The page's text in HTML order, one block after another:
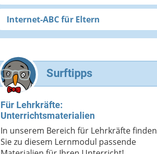
Deine Nachricht
Internet-ABC für Eltern
Surftipps
Für Lehrkräfte:
Unterrichtsmaterialien
In unserem Bereich für Lehrkräfte finden
Sie zu diesem Lernmodul passende